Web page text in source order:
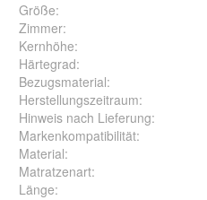
Größe:
Zimmer:
Kernhöhe:
Härtegrad:
Bezugsmaterial:
Herstellungszeitraum:
Hinweis nach Lieferung:
Markenkompatibilität:
Material:
Matratzenart:
Länge: